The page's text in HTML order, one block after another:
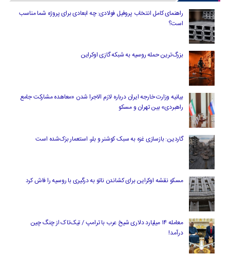
راهنمای کامل انتخاب پروفیل فولادی: چه ابعادی برای پروژه شما مناسب
است؟
بزرگ‌ترین حمله روسیه به شبکه گازی اوکراین
بیانیه وزارت خارجه ایران درباره لازم‌ الاجرا شدن «معاهده مشارکت جامع
راهبردی» بین تهران و مسکو
گاردین: بازسازی غزه به سبک کوشنر و بلر، استعمار بزک‌شده است
مسکو نقشه اوکراین برای کشاندن ناتو به درگیری با روسیه را فاش کرد
معامله ۱۴ میلیارد دلاری شیخ عرب با ترامپ / تیک‌تاک از چنگ چین
درآمد!